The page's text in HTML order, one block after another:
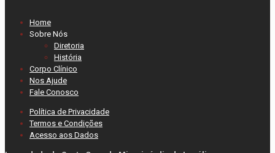
Home
Sobre Nós
Diretoria
História
Corpo Clínico
Nos Ajude
Fale Conosco
Política de Privacidade
Termos e Condições
Acesso aos Dados